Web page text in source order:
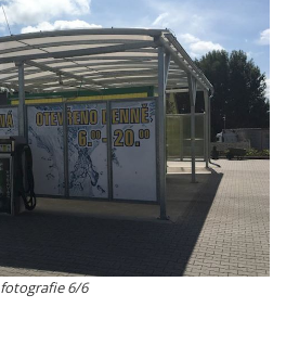
fotografie 6/6